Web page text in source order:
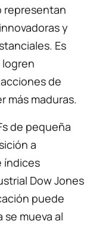
representan
y
Es
de
más maduras.
de pequeña
a
índices
Dow Jones
puede
mueva al